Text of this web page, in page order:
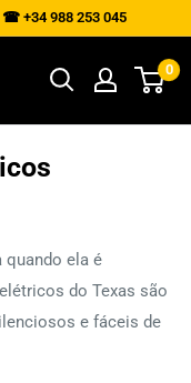
+34 988 253 045
0
quando ela é
do Texas são
e fáceis de